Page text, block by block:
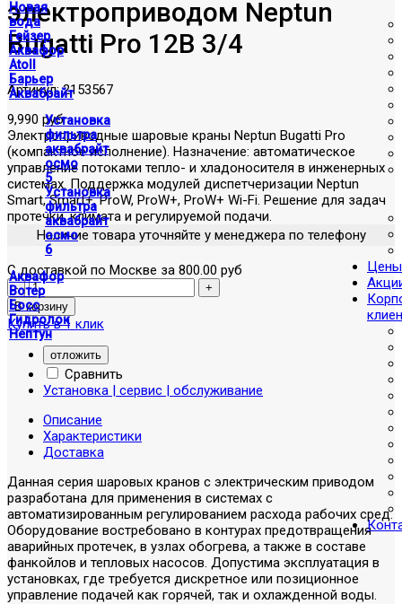
Новая
вода
Гейзер
Аквафор
Atoll
Барьер
Аквабрайт
Установка
фильтра
аквабрайт
осмо
5
Установка
фильтра
аквабрайт
осмо
6
Аквафор
Вотер
Босс
Гидролок
Нептун
Цены
электроприводом Neptun
Bugatti Pro 12В 3/4
Артикул:2153567
9,990 руб
Электроприводные шаровые краны Neptun Bugatti Pro
(компактное исполнение). Назначение: автоматическое
управление потоками тепло- и хладоносителя в инженерных
системах. Поддержка модулей диспетчеризации Neptun
Smart, Smart+, ProW, ProW+, ProW+ Wi-Fi. Решение для задач
протечки, климата и регулируемой подачи.
Наличие товара уточняйте у менеджера по телефону
С доставкой по Москве за 800.00 руб
Купить в 1 клик
отложить
Сравнить
Установка | сервис | обслуживание
Описание
Характеристики
Доставка
Данная серия шаровых кранов с электрическим приводом
разработана для применения в системах с
автоматизированным регулированием расхода рабочих сред.
Оборудование востребовано в контурах предотвращения
аварийных протечек, в узлах обогрева, а также в составе
фанкойлов и тепловых насосов. Допустима эксплуатация в
установках, где требуется дискретное или позиционное
управление подачей как горячей, так и охлажденной воды.